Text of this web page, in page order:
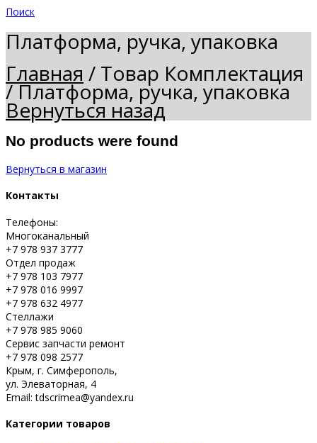
Поиск
Платформа, ручка, упаковка
Главная / Товар Комплектация
/Платформа, ручка, упаковка
Вернуться назад
No products were found
Вернуться в магазин
Контакты
Телефоны:
Многоканальный
+7 978 937 3777
Отдел продаж
+7 978 103 7977
+7 978 016 9997
+7 978 632 4977
Стеллажи
+7 978 985 9060
Сервис запчасти ремонт
+7 978 098 2577
Крым, г. Симферополь,
ул. Элеваторная, 4
Email: tdscrimea@yandex.ru
Категории товаров